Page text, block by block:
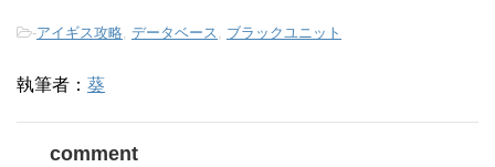
-アイギス攻略, データベース, ブラックユニット
執筆者： 葵
comment